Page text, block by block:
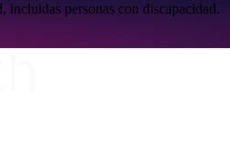
incluidas personas con discapacidad.